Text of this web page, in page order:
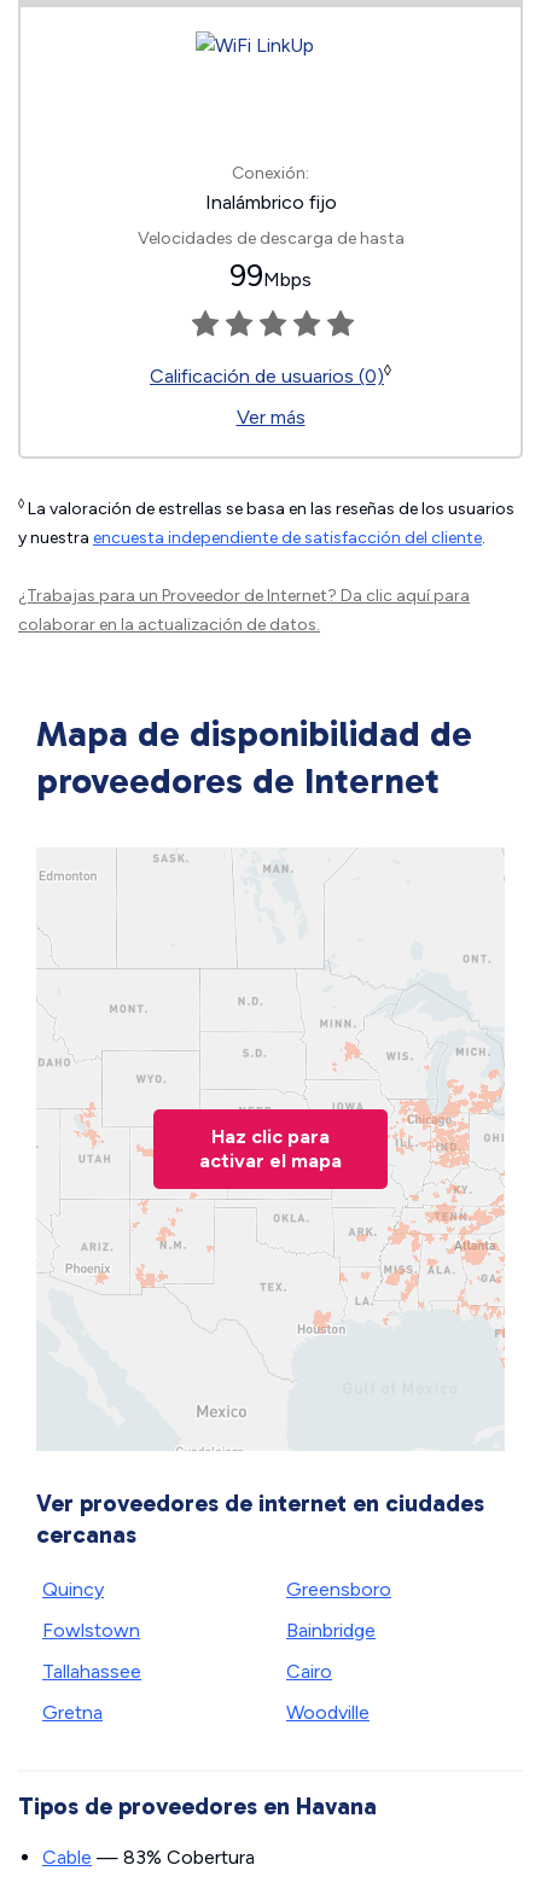
Conexión:
Inalámbrico fijo
Velocidades de descarga de hasta
99Mbps
Calificación de usuarios (0)◊
Ver más
◊ La valoración de estrellas se basa en las reseñas de los usuarios
y nuestra encuesta independiente de satisfacción del cliente.
¿Trabajas para un Proveedor de Internet? Da clic aquípara
colaborar en la actualización de datos.
Mapa de disponibilidad de
proveedores de Internet
Haz clic para
activar el mapa
Ver proveedores de internet en ciudades
cercanas
Quincy
Fowlstown
Tallahassee
Gretna
Greensboro
Bainbridge
Cairo
Woodville
Tipos de proveedores en Havana
Cable — 83% Cobertura